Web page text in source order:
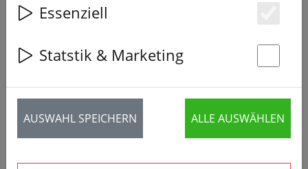
Essenziell
Statstik & Marketing
AUSWAHL SPEICHERN ALLE AUSWÄHLEN